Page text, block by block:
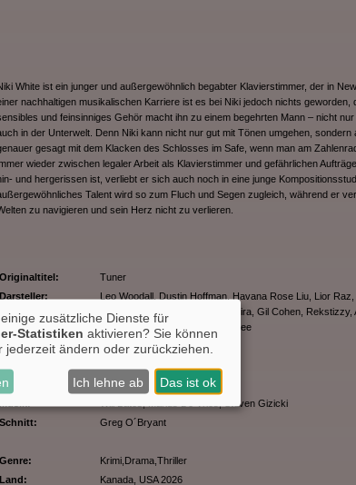
White ist ein junger und außergewöhnlich begabter Klavierstimmer, der in
nachhaltigen musikalischen Karriere ist es bei Niki jedoch nichts geworden,
und feinsinniges Gehör macht ihn zu einem begehrten Mann – nicht
in der Unterwelt. Denn Niki kann nicht nur gut mit Tönen umgehen, sondern
gesagt mit dem Klacken des Schlosses im Safe, wenn man am
wieder zwischen legaler Arbeit als Klavierstimmer und gefährlichen
und hergerissen ist, verliebt er sich auch noch in eine junge
Talent wird so zum Fluch und Segen zugleich, während er
zu navigieren und sein Herz nicht zu verlieren.
Originaltitel:
Tuner
Darsteller:
Leo Woodall, Dustin Hoffman, Havana Rose Liu, Lior
Feldshuh, C.S. Lee, Nissan Sakira, Gil Cohen, Rekstizzy,
Jonnie Park, Amy Lee, Dorren Lee
Regie:
Daniel Roher
Lowell A. Meyer
Will Bates, Marius De Vries, Steven Gizicki
Schnitt:
Greg O´Bryant
Genre:
Krimi,Drama,Thriller
Land:
Kanada, USA 2026
zusätzliche Dienste für
Statistiken aktivieren? Sie können
ändern oder zurückziehen.
Ich lehne ab Das ist ok